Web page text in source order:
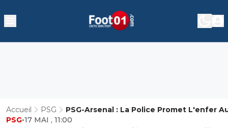
Accueil PSG
PSG-Arsenal : La Police Promet L'enfer
Casseurs
PSG•17 MAI , 11:00